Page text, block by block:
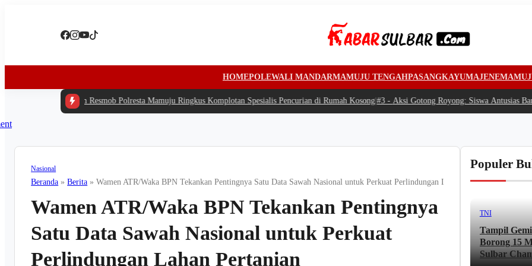
HOMEPOLEWALI MANDARMAMUJU TENGAHPASANGKAYUMAJENE
Tim Resmob Polresta Mamuju Ringkus Komplotan Spesialis Pencurian di Rumah Kosong| #3 -Aksi Gotong Royong: Siswa Antusias Bantu SPPG
Nasional
Beranda »Berita »Wamen ATR/Waka BPN Tekankan Pentingnya Satu Data Sawah Nasional untuk Perkuat Perlindungan Lahan Pertanian
Wamen ATR/Waka BPN Tekankan Pentingnya
Satu Data Sawah Nasional untuk Perkuat
Perlindungan Lahan Pertanian
Populer
TNI
Tampil
Borong 15
Sulbar